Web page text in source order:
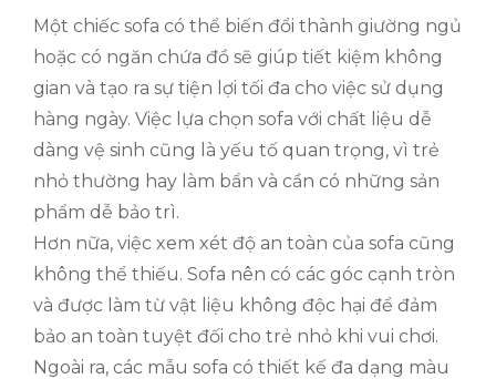
Một chiếc sofa có thể biến đổi thành giường ngủ
hoặc có ngăn chứa đồ sẽ giúp tiết kiệm không
gian và tạo ra sự tiện lợi tối đa cho việc sử dụng
hàng ngày. Việc lựa chọn sofa với chất liệu dễ
dàng vệ sinh cũng là yếu tố quan trọng, vì trẻ
nhỏ thường hay làm bẩn và cần có những sản
phẩm dễ bảo trì.
Hơn nữa, việc xem xét độ an toàn của sofa cũng
không thể thiếu. Sofa nên có các góc cạnh tròn
và được làm từ vật liệu không độc hại để đảm
bảo an toàn tuyệt đối cho trẻ nhỏ khi vui chơi.
Ngoài ra, các mẫu sofa có thiết kế đa dạng màu